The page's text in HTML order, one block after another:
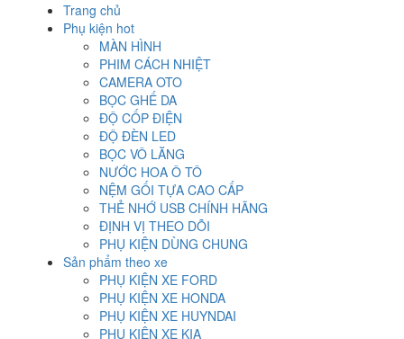
Trang chủ
Phụ kiện hot
MÀN HÌNH
PHIM CÁCH NHIỆT
CAMERA OTO
BỌC GHẾ DA
ĐỘ CỐP ĐIỆN
ĐỘ ĐÈN LED
BỌC VÔ LĂNG
NƯỚC HOA Ô TÔ
NỆM GỐI TỰA CAO CẤP
THẺ NHỚ USB CHÍNH HÃNG
ĐỊNH VỊ THEO DÕI
PHỤ KIỆN DÙNG CHUNG
Sản phẩm theo xe
PHỤ KIỆN XE FORD
PHỤ KIỆN XE HONDA
PHỤ KIỆN XE HUYNDAI
PHỤ KIỆN XE KIA